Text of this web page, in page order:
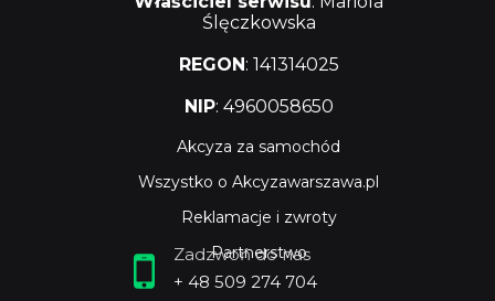
Zadzwoń do nas
+ 48 509 274 704
Ślęczkowska
REGON: 141314025
NIP: 4960058650
Akcyza za samochód
Wszystko o Akcyzawarszawa.pl
Reklamacje i zwroty
Partnerstwo